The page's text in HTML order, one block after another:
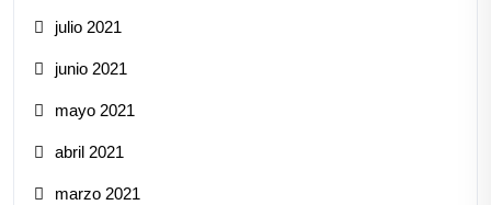
julio 2021
junio 2021
mayo 2021
abril 2021
marzo 2021